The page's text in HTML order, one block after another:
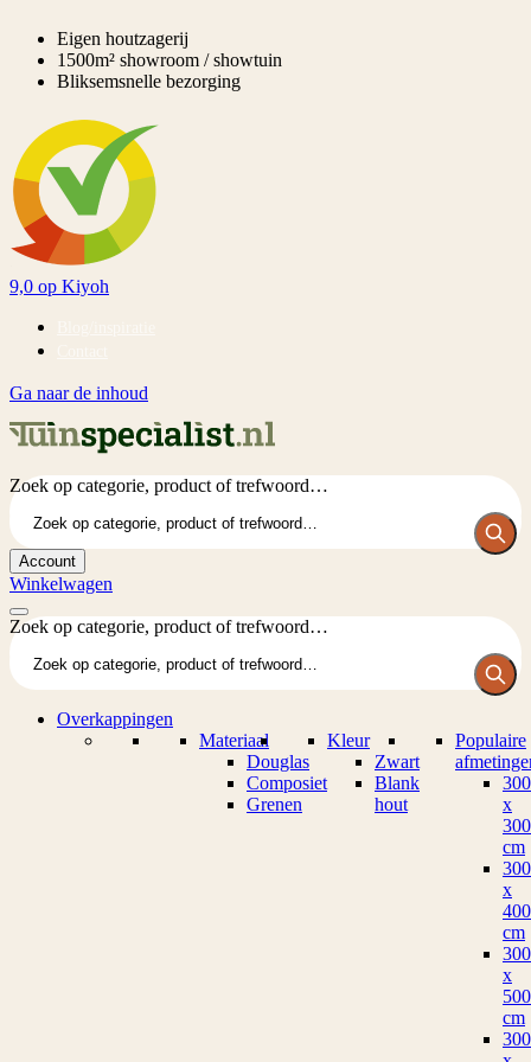
Eigen houtzagerij
1500m² showroom / showtuin
Bliksemsnelle bezorging
9,0 op Kiyoh
Ga naar de inhoud
Zoek op categorie, product of trefwoord…
Account
Winkelwagen
Zoek op categorie, product of trefwoord…
Overkappingen
Materiaal
Douglas
Composiet
Grenen
Kleur
Zwart
Blank
hout
Populaire
300
x
300
cm
300
x
400
cm
300
x
500
cm
300